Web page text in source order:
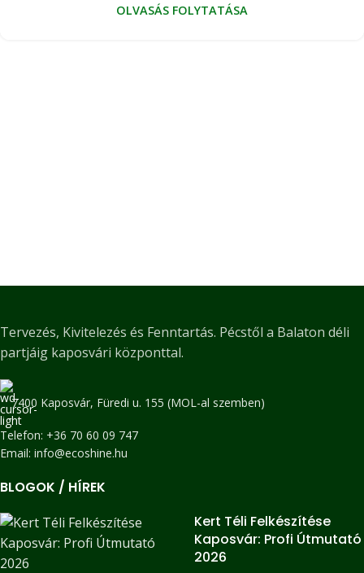
OLVASÁS FOLYTATÁSA
Tervezés, Kivitelezés és Fenntartás. Pécstől a Balaton déli
partjáig kaposvári központtal.
7400 Kaposvár, Füredi u. 155 (MOL-al szemben)
Telefon: +36 70 60 09 747
Email: info@ecoshine.hu
BLOGOK / HÍREK
Kert Téli Felkészítése
Kaposvár: Profi Útmutató
2026